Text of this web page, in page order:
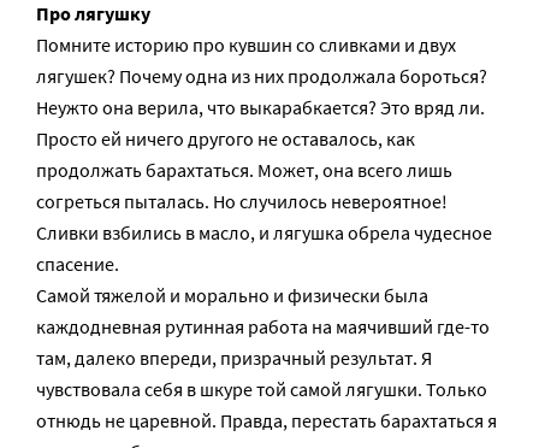
Про лягушку
Помните историю про кувшин со сливками и двух
лягушек? Почему одна из них продолжала бороться?
Неужто она верила, что выкарабкается? Это вряд ли.
Просто ей ничего другого не оставалось, как
продолжать барахтаться. Может, она всего лишь
согреться пыталась. Но случилось невероятное!
Сливки взбились в масло, и лягушка обрела чудесное
спасение.
Самой тяжелой и морально и физически была
каждодневная рутинная работа на маячивший где-то
там, далеко впереди, призрачный результат. Я
чувствовала себя в шкуре той самой лягушки. Только
отнюдь не царевной. Правда, перестать барахтаться я